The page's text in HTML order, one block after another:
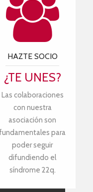
HAZTE SOCIO
¿TE UNES?
Las colaboraciones
con nuestra
asociación son
para
poder seguir
difundiendo el
síndrome 22q.